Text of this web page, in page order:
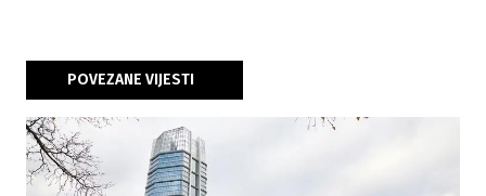
POVEZANE VIJESTI